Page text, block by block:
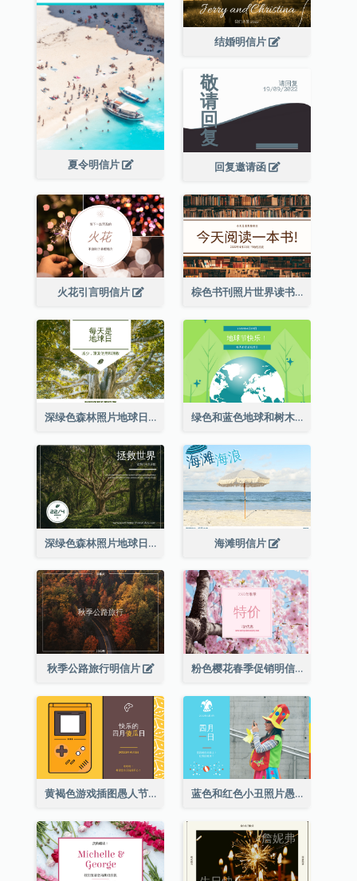
结婚明信片
夏令明信片 回复邀请函
火花引言明信片 棕色书刊照片世界读书日明信片
深绿色森林照片地球日明信片 绿色和蓝色地球和树木插图地球日明信片
深绿色森林照片地球日明信片 海滩明信片
秋季公路旅行明信片 粉色樱花春季促销明信片
黄褐色游戏插图愚人节明信片 蓝色和红色小丑照片愚人节明信片